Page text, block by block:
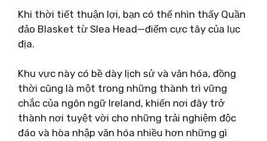
Khi thời tiết thuận lợi, bạn có thể nhìn thấy Quần
đảo Blasket từ Slea Head—điểm cực tây của lục
địa.
Khu vực này có bề dày lịch sử và văn hóa, đồng
thời cũng là một trong những thành trì vững
chắc của ngôn ngữ Ireland, khiến nơi đây trở
thành nơi tuyệt vời cho những trải nghiệm độc
đáo và hòa nhập văn hóa nhiều hơn những gì